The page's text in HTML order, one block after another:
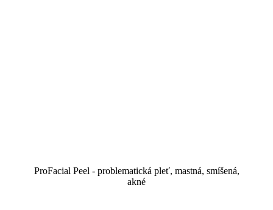
ProFacial Peel - problematická pleť, mastná, smíšená,
akné